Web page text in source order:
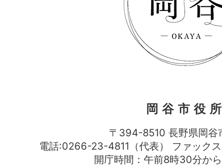
岡谷市役
〒394-8510 長野県岡谷
電話:0266-23-4811（代表） ファッ
開庁時間：午前8時30分か